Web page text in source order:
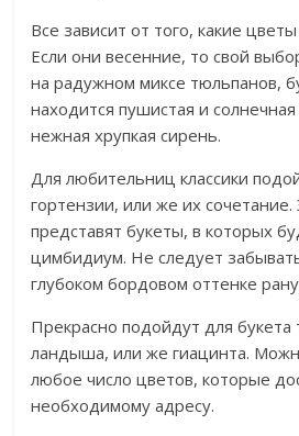
Все зависит от того, какие
Если они весенние, то свой
на радужном миксе тюльпанов,
находится пушистая и
нежная хрупкая сирень.
Для любительниц классики
гортензии, или же их сочетание.
представят букеты, в которых
цимбидиум. Не следует
глубоком бордовом оттенке
Прекрасно подойдут для букета
ландыша, или же гиацинта.
любое число цветов, которые
необходимому адресу.